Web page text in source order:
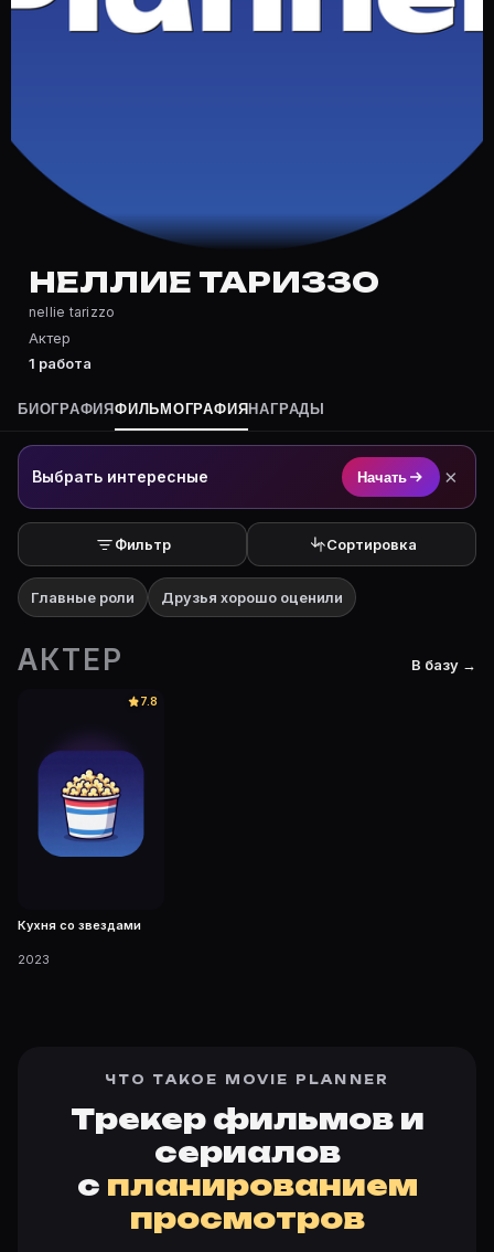
Частые вопросы о Неллие Тариззо
Полный список — на Movie Planner: https://movie-
Кто такой(ая) Неллие Тариззо?
Неллие Тариззо — Актриса. Биография и роли на
Где открыть фильмографию Неллие Тариззо?
На Movie Planner: https://movie-planner.ru/s/
НЕЛЛИЕ ТАРИЗЗО
nellie tarizzo
Актер
1 работа
БИОГРАФИЯФИЛЬМОГРАФИЯ НАГРАДЫ
Выбрать интересные Начать ×
Фильтр Сортировка
Главные роли Друзья хорошо оценили
АКТЕР В базу →
7.8
Кухня со звездами
2023
ЧТО ТАКОЕ MOVIE PLANNER
Трекер фильмов и
сериалов
с планированием
просмотров